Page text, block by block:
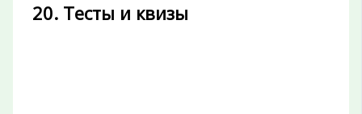
20. Тесты и квизы